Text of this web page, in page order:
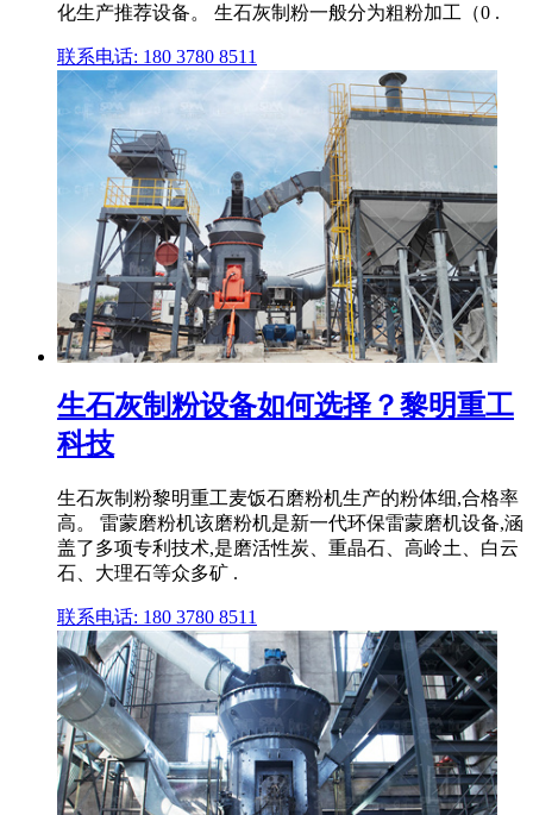
化生产推荐设备。 生石灰制粉一般分为粗粉加工（0 .
联系电话: 180 3780 8511
生石灰制粉设备如何选择？黎明重工
科技
生石灰制粉黎明重工麦饭石磨粉机生产的粉体细,合格率
高。 雷蒙磨粉机该磨粉机是新一代环保雷蒙磨机设备,涵
盖了多项专利技术,是磨活性炭、重晶石、高岭土、白云
石、大理石等众多矿 .
联系电话: 180 3780 8511